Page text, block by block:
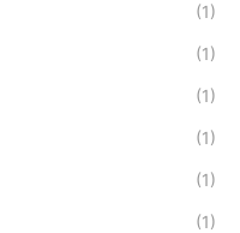
(1)
(1)
(1)
(1)
(1)
(1)